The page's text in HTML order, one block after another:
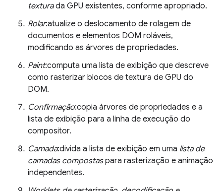
texturada GPU existentes, conforme apropriado.
Rolar:atualize o deslocamento de rolagem de
documentos e elementos DOM roláveis,
modificando as árvores de propriedades.
Paint:computa uma lista de exibição que descreve
como rasterizar blocos de textura de GPU do
DOM.
Confirmação:copia árvores de propriedades e a
lista de exibição para a linha de execução do
compositor.
Camada:divida a lista de exibição em uma lista de
camadas compostaspara rasterização e animação
independentes.